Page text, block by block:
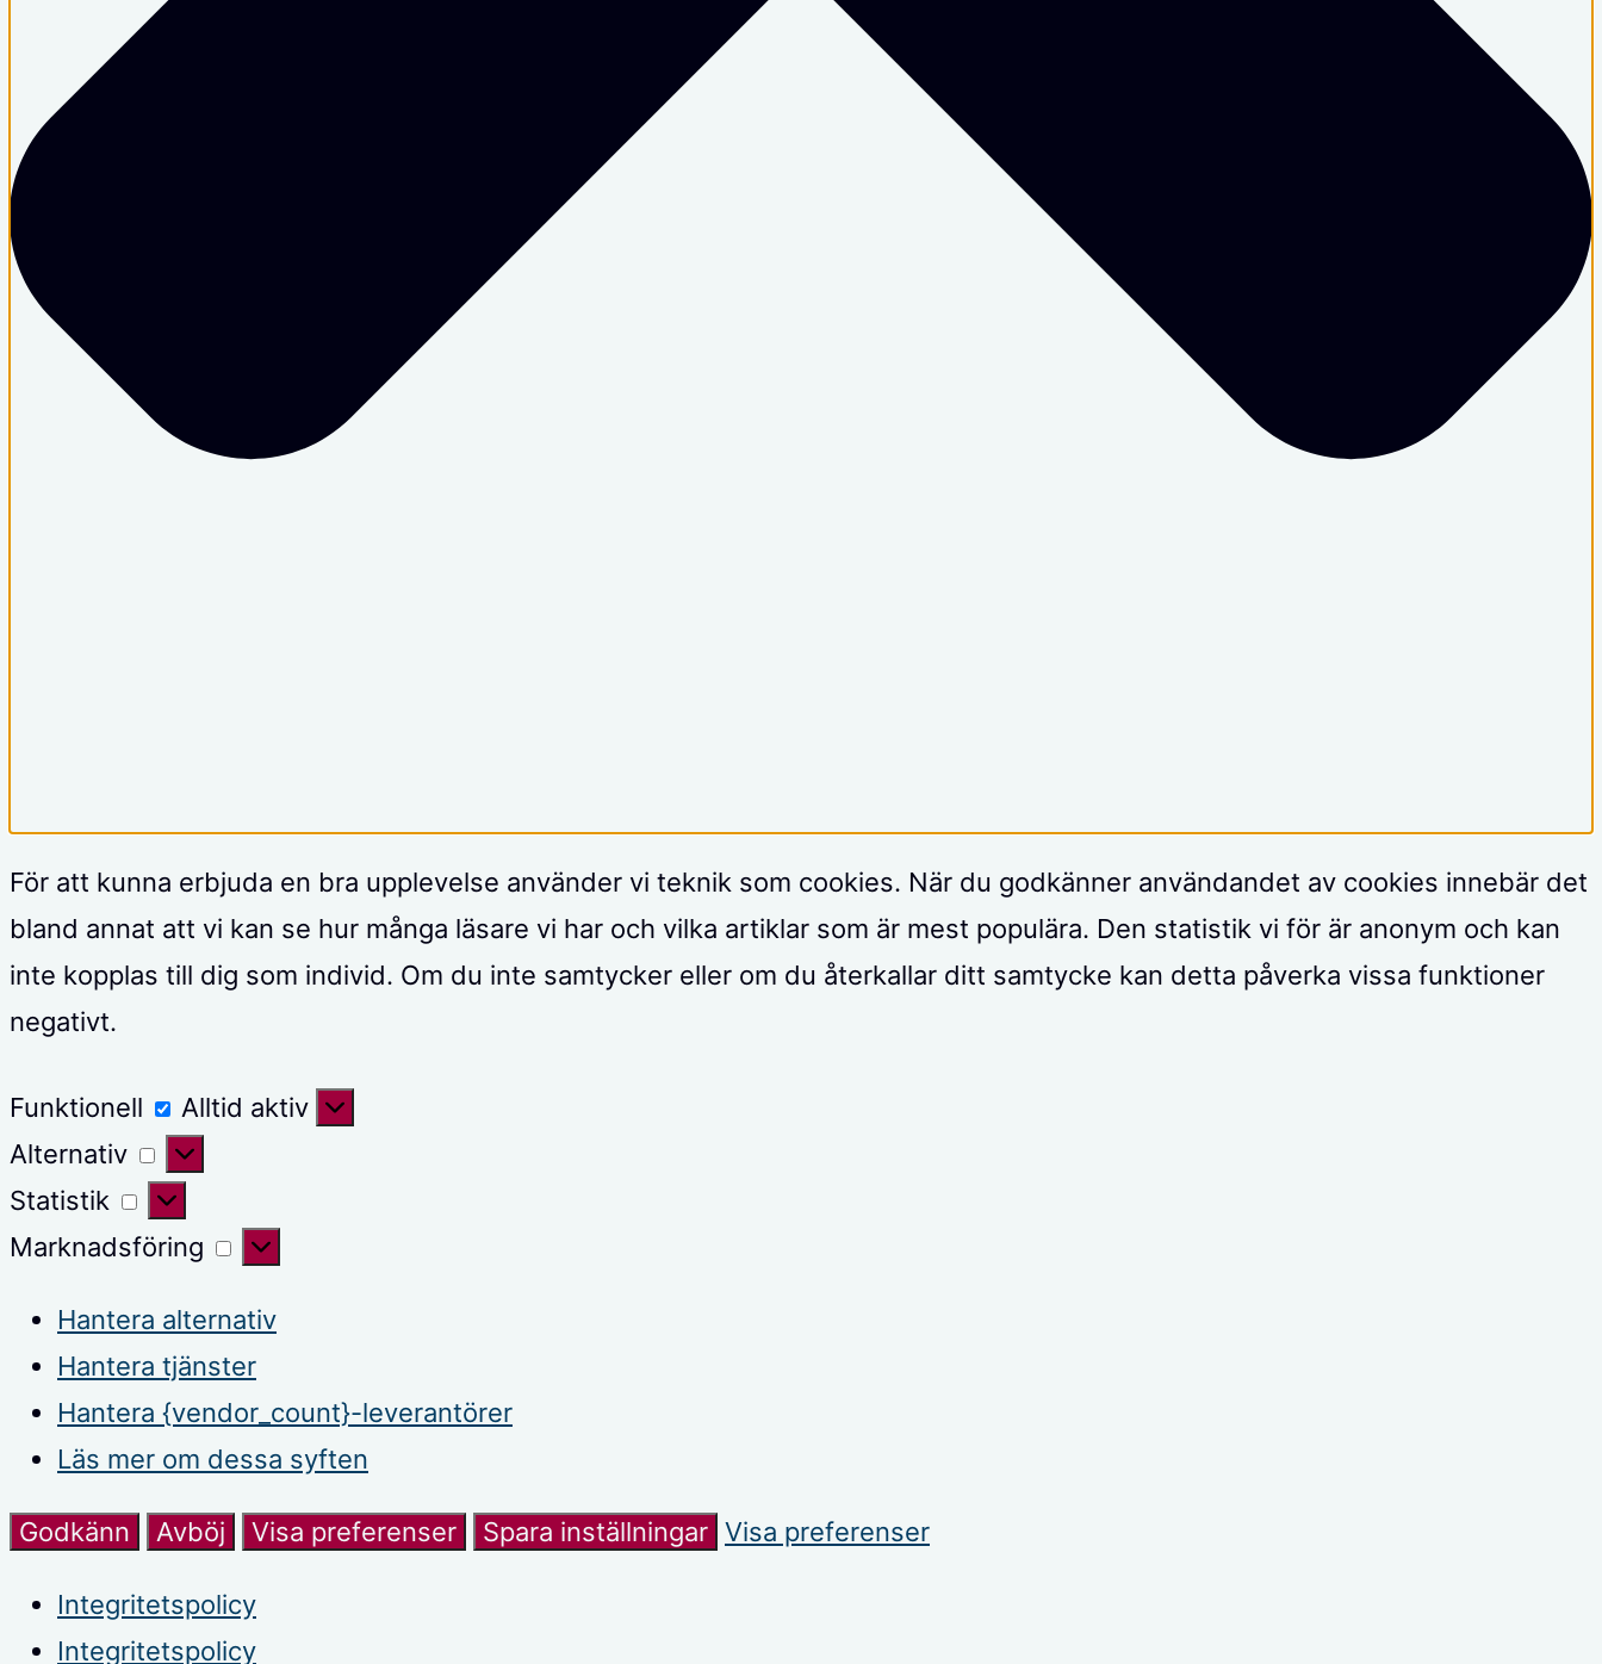
För att kunna erbjuda en bra upplevelse använder vi teknik som cookies. När du godkänner användandet av cookies innebär det
bland annat att vi kan se hur många läsare vi har och vilka artiklar som är mest populära. Den statistik vi för är anonym och kan
inte kopplas till dig som individ. Om du inte samtycker eller om du återkallar ditt samtycke kan detta påverka vissa funktioner
negativt.
Funktionell Funktionell
Alltid aktiv
Alternativ
Alternativ
Statistik
Statistik
Marknadsföring
Marknadsföring
Hantera alternativ
Hantera tjänster
Hantera {vendor_count}-leverantörer
Läs mer om dessa syften
Godkänn Avböj Visa preferenser Spara inställningar Visa preferenser
Integritetspolicy
Integritetspolicy